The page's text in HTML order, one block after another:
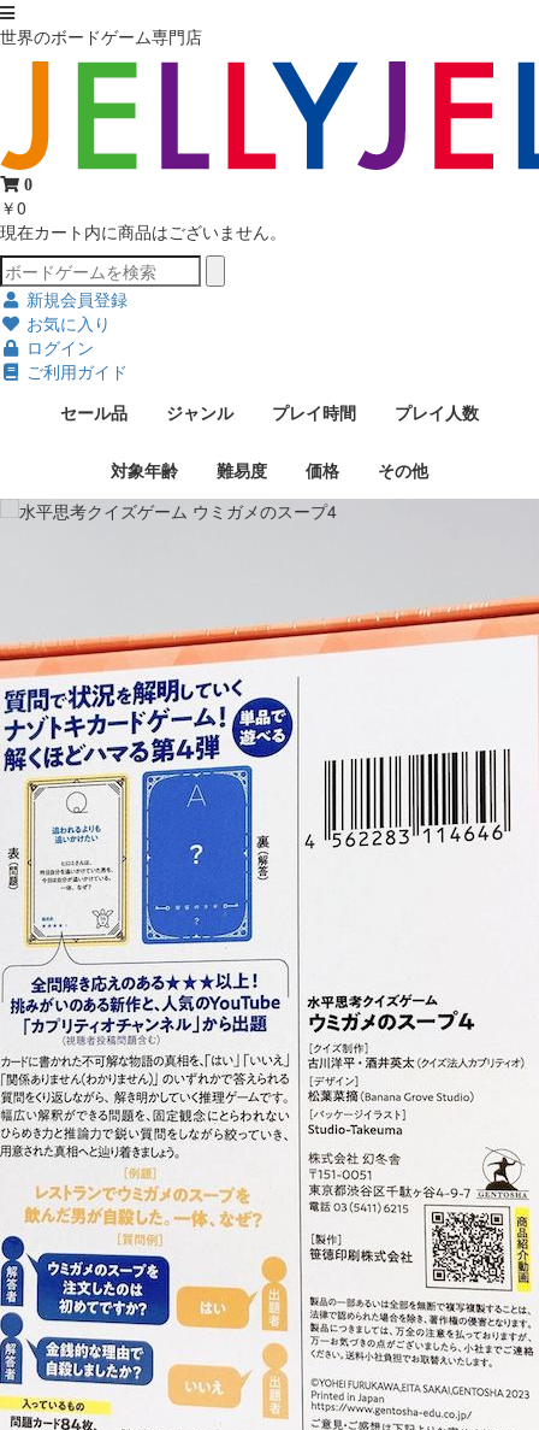
世界のボードゲーム専門店
0
￥0
現在カート内に商品はございません。
新規会員登録
お気に入り
ログイン
ご利用ガイド
セール品
ジャンル プレイ時間 プレイ人数
対象年齢 難易度 価格 その他